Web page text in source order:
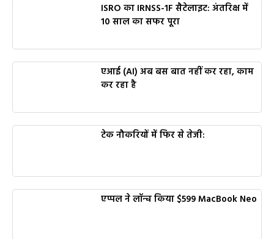
ISRO का IRNSS-1F सैटेलाइट: अंतरिक्ष में
10 साल का सफर पूरा
एआई (AI) अब बस बात नहीं कर रहा, काम
कर रहा है
टेक नौकरियों में फिर से तेजी:
एप्पल ने लॉन्च किया $599 MacBook Neo